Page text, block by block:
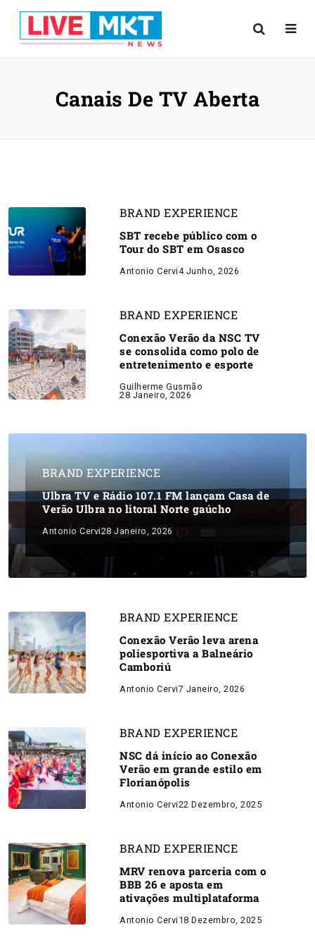
Canais De TV Aberta
BRAND EXPERIENCE
SBT recebe público com o
Tour do SBT em Osasco
Antonio Cervi4 Junho, 2026
BRAND EXPERIENCE
Conexão Verão da NSC TV
se consolida como polo de
entretenimento e esporte
Guilherme Gusmão
28 Janeiro, 2026
BRAND EXPERIENCE
Ulbra TV e Rádio 107.1 FM lançam Casa de
Verão Ulbra no litoral Norte gaúcho
Antonio Cervi28 Janeiro, 2026
BRAND EXPERIENCE
Conexão Verão leva arena
poliesportiva a Balneário
Camboriú
Antonio Cervi7 Janeiro, 2026
BRAND EXPERIENCE
NSC dá início ao Conexão
Verão em grande estilo em
Florianópolis
Antonio Cervi22 Dezembro, 2025
BRAND EXPERIENCE
MRV renova parceria com o
BBB 26 e aposta em
ativações multiplataforma
Antonio Cervi 18 Dezembro, 2025